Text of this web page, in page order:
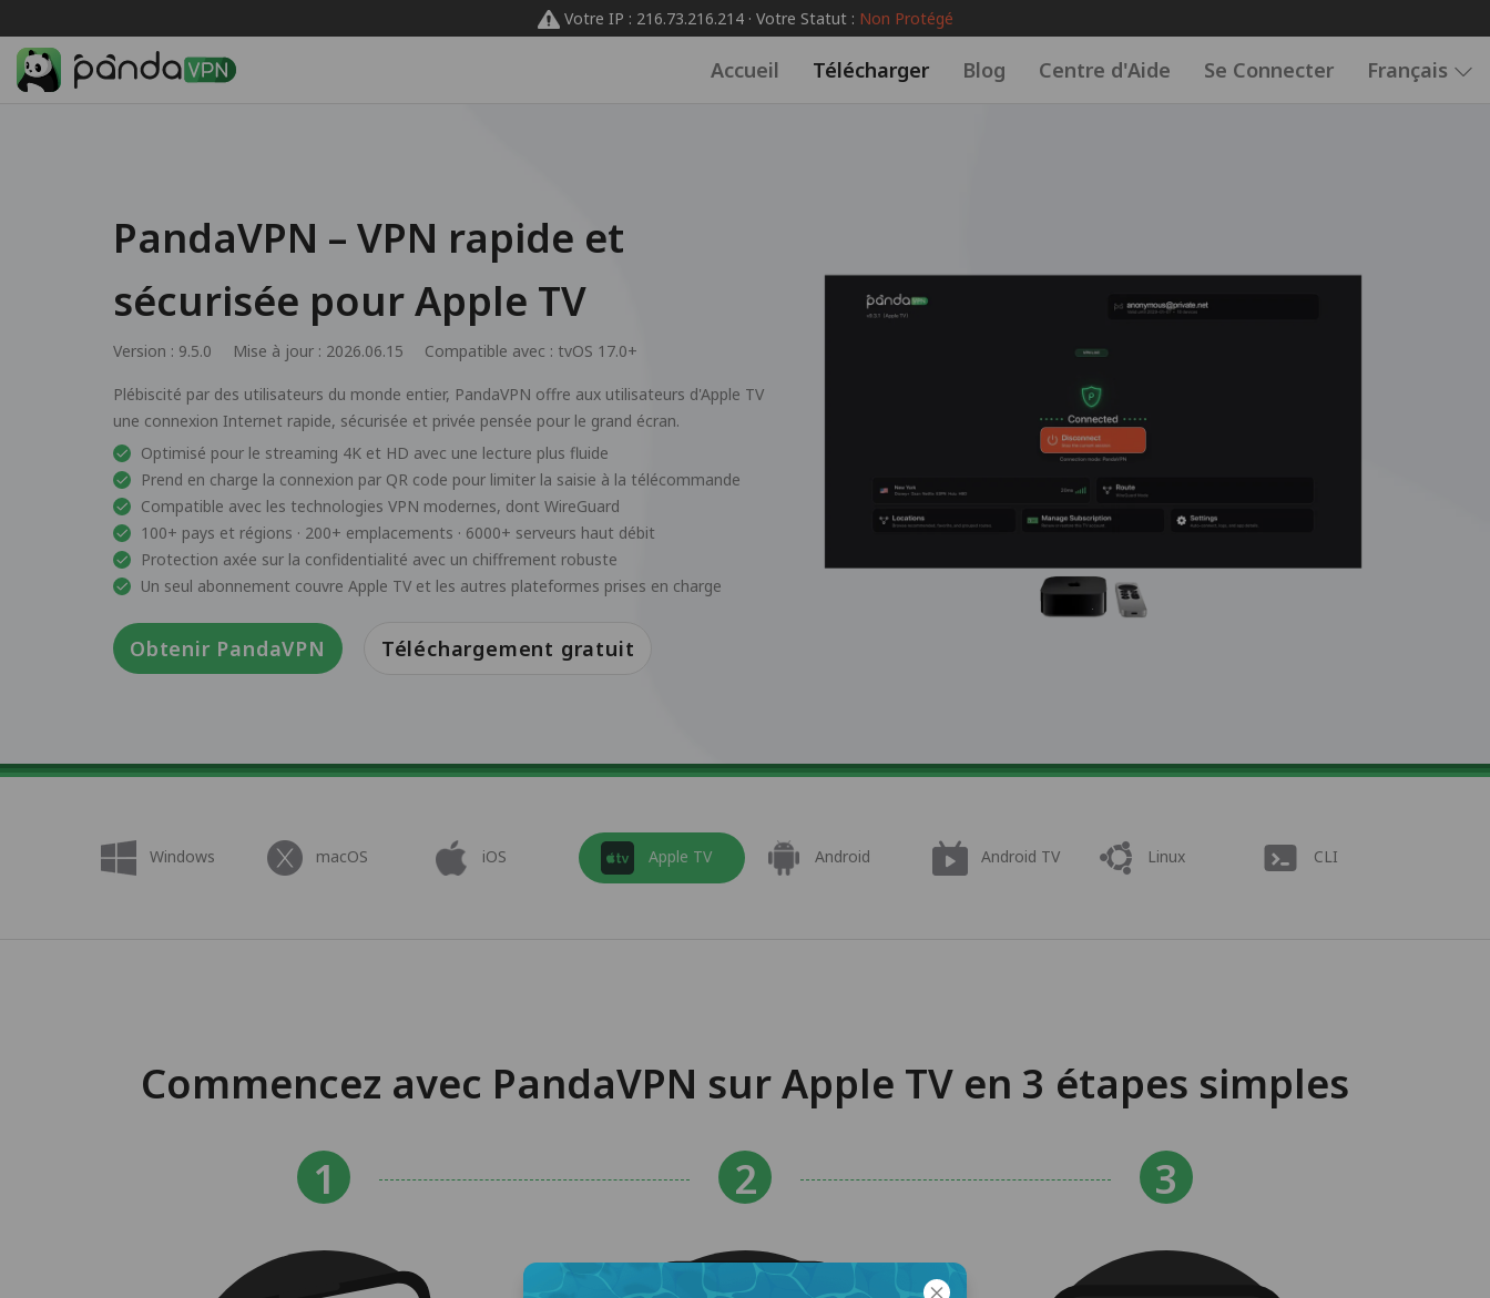
Votre IP : 216.73.216.214 · Votre Statut : Non Protégé
Accueil Télécharger Blog Centre d'Aide Se Connecter Français
PandaVPN – VPN rapide et
sécurisée pour Apple TV
Version : 9.5.0 Mise à jour : 2026.06.15 Compatible avec : tvOS 17.0+
Plébiscité par des utilisateurs du monde entier, PandaVPN offre aux utilisateurs d'Apple TV
une connexion Internet rapide, sécurisée et privée pensée pour le grand écran.
Optimisé pour le streaming 4K et HD avec une lecture plus fluide
Prend en charge la connexion par QR code pour limiter la saisie à la télécommande
Compatible avec les technologies VPN modernes, dont WireGuard
100+ pays et régions · 200+ emplacements · 6000+ serveurs haut débit
Protection axée sur la confidentialité avec un chiffrement robuste
Un seul abonnement couvre Apple TV et les autres plateformes prises en charge
Obtenir PandaVPN Téléchargement gratuit
Windows macOS iOS Apple TV Android Android TV Linux CLI
Commencez avec PandaVPN sur Apple TV en 3 étapes simples